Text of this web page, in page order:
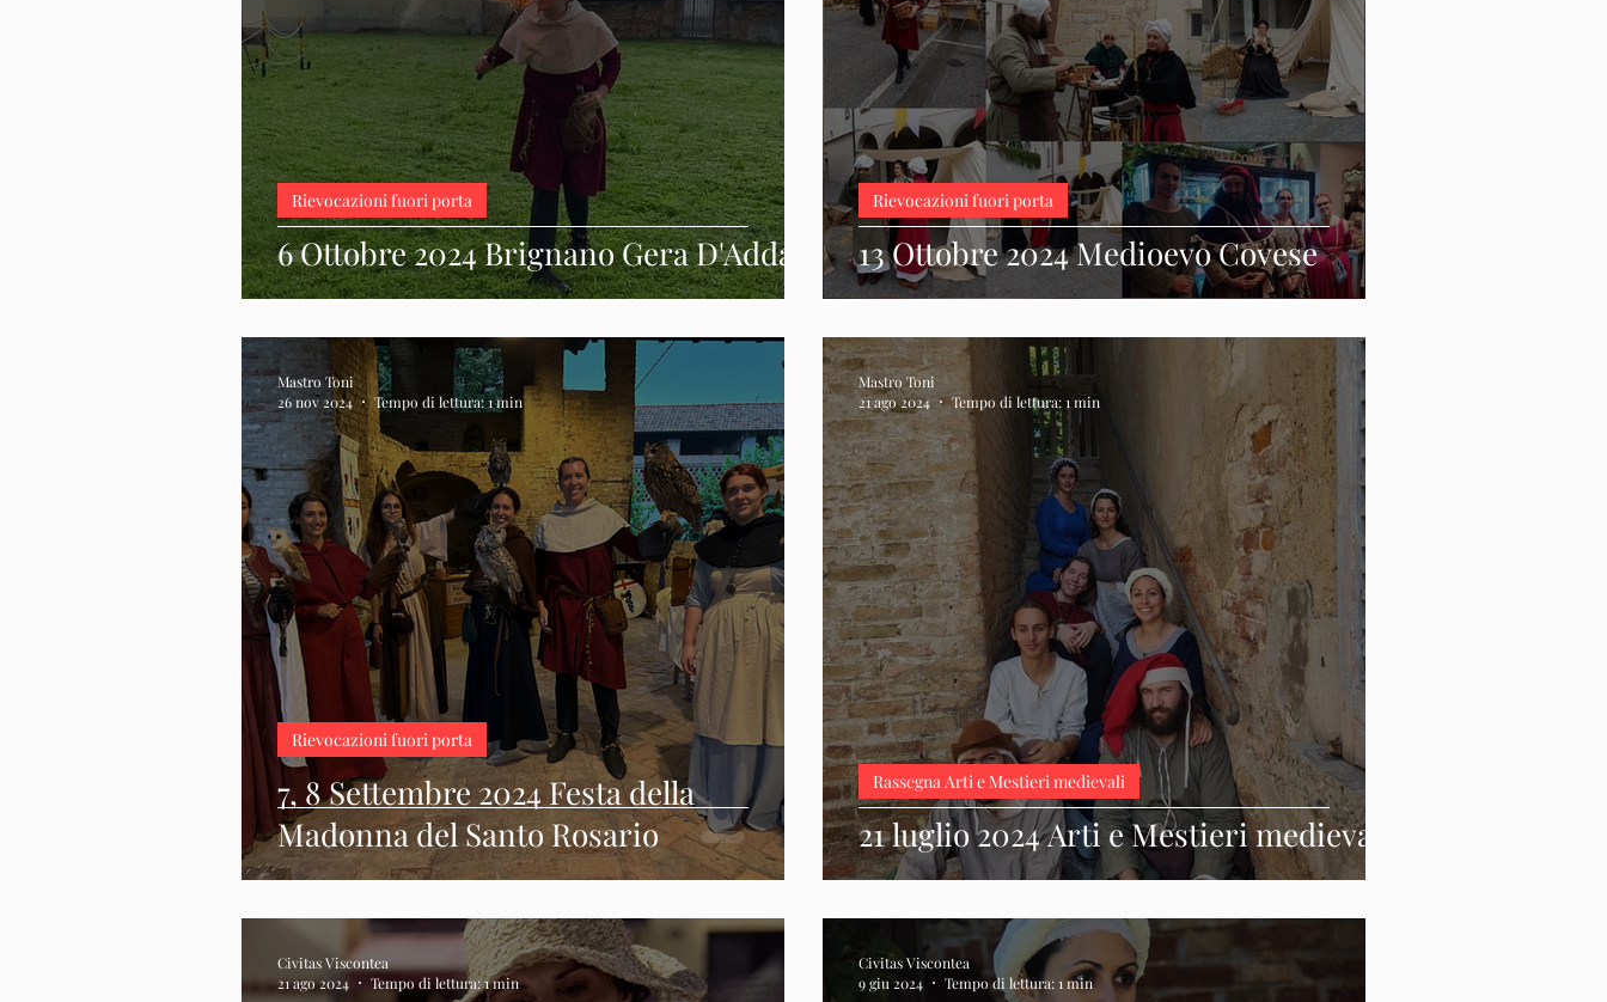
6 Ottobre 2024 Brignano Gera D'Adda
Rievocazioni fuori porta
13 Ottobre 2024 Medioevo Covese
Rievocazioni fuori porta
7, 8 Settembre 2024 Festa della
Madonna del Santo Rosario
Rievocazioni fuori porta
Mastro Toni
26 nov 2024
Tempo di lettura: 1 min
21 luglio 2024 Arti e Mestieri medievali
Rassegna Arti e Mestieri medievali
Mastro Toni
21 ago 2024
Tempo di lettura: 1 min
Civitas Viscontea
21 ago 2024
Tempo di lettura: 1 min
Civitas Viscontea
9 giu 2024
Tempo di lettura: 1 min